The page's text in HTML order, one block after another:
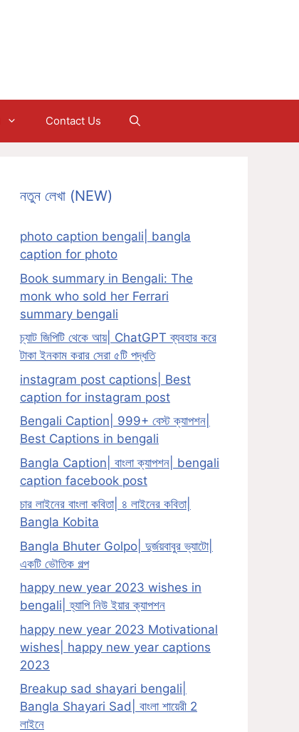
Contact Us
নতুন লেখা (NEW)
photo caption bengali| bangla
caption for photo
Book summary in Bengali: The
monk who sold her Ferrari
summary bengali
চ্যাট জিপিটি থেকে আয়| ChatGPT ব্যবহার করে
টাকা ইনকাম করার সেরা ৫টি পদ্ধতি
instagram post captions| Best
caption for instagram post
Bengali Caption| 999+ বেস্ট ক্যাপশন|
Best Captions in bengali
Bangla Caption| বাংলা ক্যাপশন| bengali
caption facebook post
চার লাইনের বাংলা কবিতা| ৪ লাইনের কবিতা|
Bangla Kobita
Bangla Bhuter Golpo| দুর্জয়বাবুর ভ্যাটো|
একটি ভৌতিক গল্প
happy new year 2023 wishes in
bengali| হ্যাপি নিউ ইয়ার ক্যাপশন
happy new year 2023 Motivational
wishes| happy new year captions
2023
Breakup sad shayari bengali|
Bangla Shayari Sad| বাংলা শায়েরী 2
লাইনে